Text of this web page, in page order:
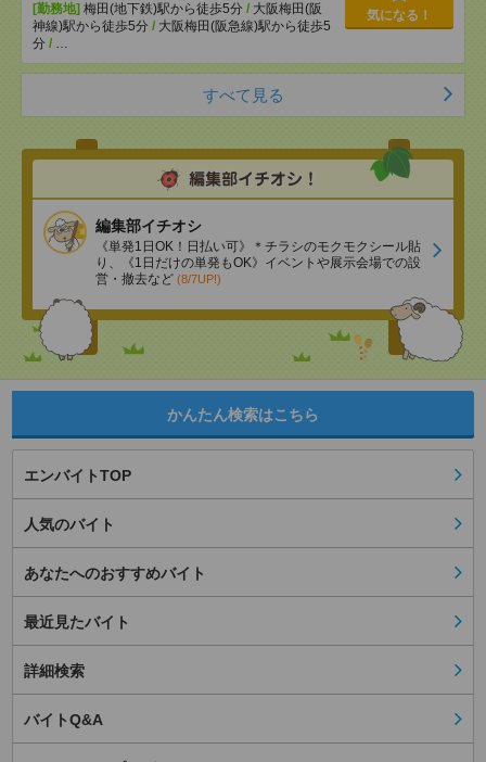
[勤務地] 梅田(地下鉄)駅から徒歩5分 / 大阪梅田(阪
神線)駅から徒歩5分 / 大阪梅田(阪急線)駅から徒歩5
分 / …
気になる！
すべて見る
編集部イチオシ
《単発1日OK！日払い可》＊チラシのモクモクシール貼
り、《1日だけの単発もOK》イベントや展示会場での設
営・撤去など (8/7UP!)
かんたん検索はこちら
エンバイトTOP
人気のバイト
あなたへのおすすめバイト
最近見たバイト
詳細検索
バイトQ&A